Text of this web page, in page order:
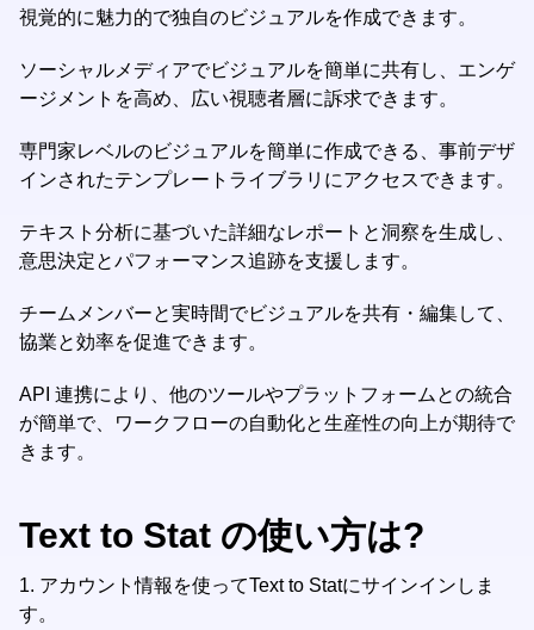
視覚的に魅力的で独自のビジュアルを作成できます。
ソーシャルメディアでビジュアルを簡単に共有し、エンゲ
ージメントを高め、広い視聴者層に訴求できます。
専門家レベルのビジュアルを簡単に作成できる、事前デザ
インされたテンプレートライブラリにアクセスできます。
テキスト分析に基づいた詳細なレポートと洞察を生成し、
意思決定とパフォーマンス追跡を支援します。
チームメンバーと実時間でビジュアルを共有・編集して、
協業と効率を促進できます。
API 連携により、他のツールやプラットフォームとの統合
が簡単で、ワークフローの自動化と生産性の向上が期待で
きます。
Text to Stat の使い方は?
1. アカウント情報を使ってText to Statにサインインしま
す。